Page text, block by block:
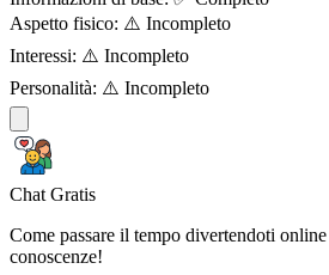
Aspetto fisico: ⚠️ Incompleto
Interessi: ⚠️ Incompleto
Personalità: ⚠️ Incompleto
Chat Gratis
Come passare il tempo divertendoti
conoscenze!